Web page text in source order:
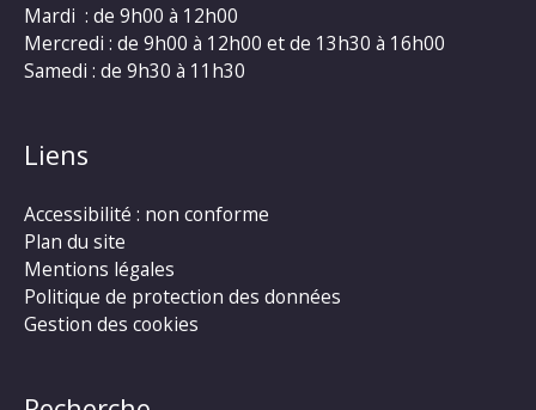
Mardi : de 9h00 à 12h00
Mercredi : de 9h00 à 12h00 et de 13h30 à 16h00
Samedi : de 9h30 à 11h30
Liens
Accessibilité : non conforme
Plan du site
Mentions légales
Politique de protection des données
Gestion des cookies